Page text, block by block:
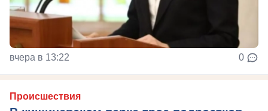
вчера в 13:22 0
Происшествия